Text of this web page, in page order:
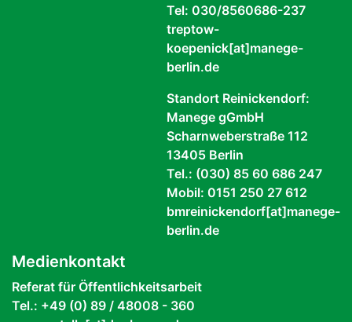
Tel: 030/8560686-237
treptow-
koepenick[at]manege-
berlin.de
Standort Reinickendorf:
Manege gGmbH
Scharnweberstraße 112
13405 Berlin
Tel.: (030) 85 60 686 247
Mobil: 0151 250 27 612
bmreinickendorf[at]manege-
berlin.de
Medienkontakt
Referat für Öffentlichkeitsarbeit
Tel.: +49 (0) 89 / 48008 - 360